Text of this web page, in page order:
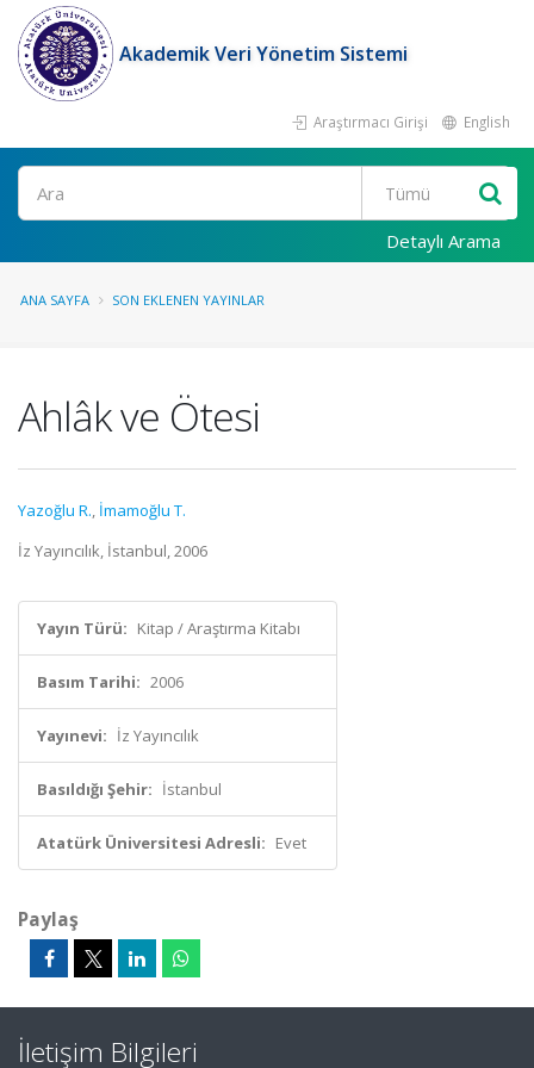
Akademik Veri Yönetim Sistemi
Araştırmacı Girişi English
Ara
Detaylı Arama
ANA SAYFA SON EKLENEN YAYINLAR
Ahlâk ve Ötesi
Yazoğlu R., İmamoğlu T.
İz Yayıncılık, İstanbul, 2006
Yayın Türü: Kitap / Araştırma Kitabı
Basım Tarihi: 2006
Yayınevi: İz Yayıncılık
Basıldığı Şehir: İstanbul
Atatürk Üniversitesi Adresli: Evet
Paylaş
İletişim Bilgileri